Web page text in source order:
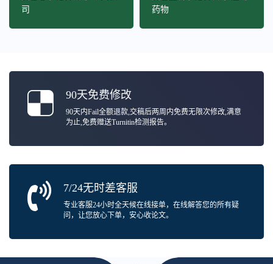
司
药物
90天免费修改
90天内Fail全额退款,交稿后两周内免费无限次修改,满意
为止,免费赠送Turnitin检测报告。
7/24无时差客服
专业客服24小时全天候在线接单，在线解答您的所有疑
问，让您放心下单，安心收论文。